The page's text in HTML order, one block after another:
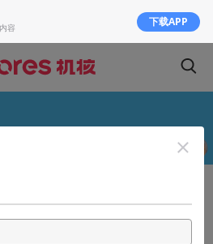
口述：我是怎么把任
容 下载APP